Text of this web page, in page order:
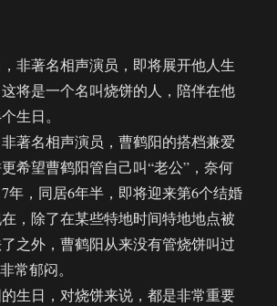
著名相声演员，即将展开他人生
将是一个名叫烧饼的人，陪伴在他
生日。
名相声演员，曹鹤阳的搭档兼爱
希望曹鹤阳管自己叫“老公”，奈何
年，同居6年半，即将迎来第6个结婚
，除了在某些特地时间特地地点被
之外，曹鹤阳从来没有管烧饼叫过
常郁闷。
日，对烧饼来说，都是非常重要